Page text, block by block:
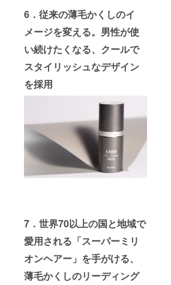
6．従来の薄毛かくしのイ
メージを変える。男性が使
い続けたくなる、クールで
スタイリッシュなデザイン
を採用
7．世界70以上の国と地域で
愛用される「スーパーミリ
オンヘアー」を手がける、
薄毛かくしのリーディング